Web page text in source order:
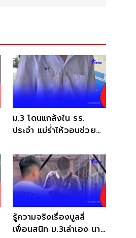
ม.3 โดนแกล้งใน รร.
ประจำ แม่ร่ำไห้วอนช่วย
รู้ความจริงเรื่องบูลลี่
เพื่อนสนิท ม.3เล่าเอง นาที